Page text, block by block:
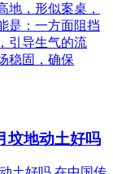
地，形似案桌，
是：一方面阻挡
引导生气的流
稳固，确保
坟地动土好吗